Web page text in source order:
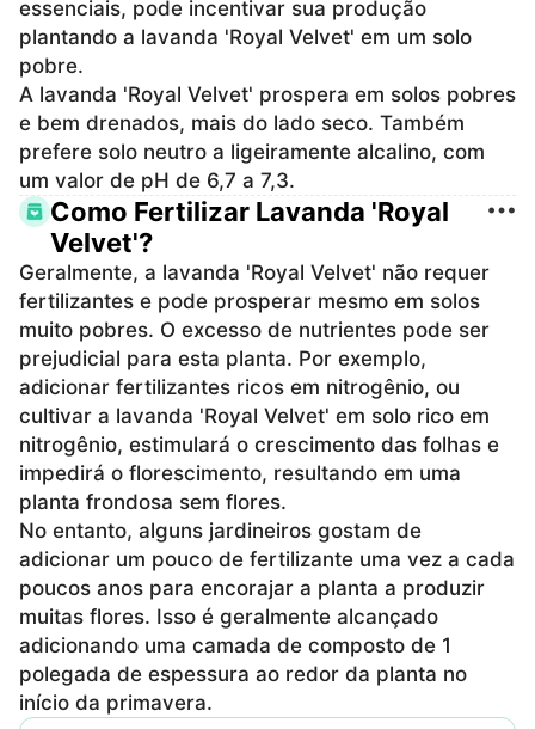
essenciais, pode incentivar sua produção
plantando a lavanda 'Royal Velvet' em um solo
pobre.
A lavanda 'Royal Velvet' prospera em solos pobres
e bem drenados, mais do lado seco. Também
prefere solo neutro a ligeiramente alcalino, com
um valor de pH de 6,7 a 7,3.
Como Fertilizar Lavanda 'Royal
Velvet'?
Geralmente, a lavanda 'Royal Velvet' não requer
fertilizantes e pode prosperar mesmo em solos
muito pobres. O excesso de nutrientes pode ser
prejudicial para esta planta. Por exemplo,
adicionar fertilizantes ricos em nitrogênio, ou
cultivar a lavanda 'Royal Velvet' em solo rico em
nitrogênio, estimulará o crescimento das folhas e
impedirá o florescimento, resultando em uma
planta frondosa sem flores.
No entanto, alguns jardineiros gostam de
adicionar um pouco de fertilizante uma vez a cada
poucos anos para encorajar a planta a produzir
muitas flores. Isso é geralmente alcançado
adicionando uma camada de composto de 1
polegada de espessura ao redor da planta no
início da primavera.